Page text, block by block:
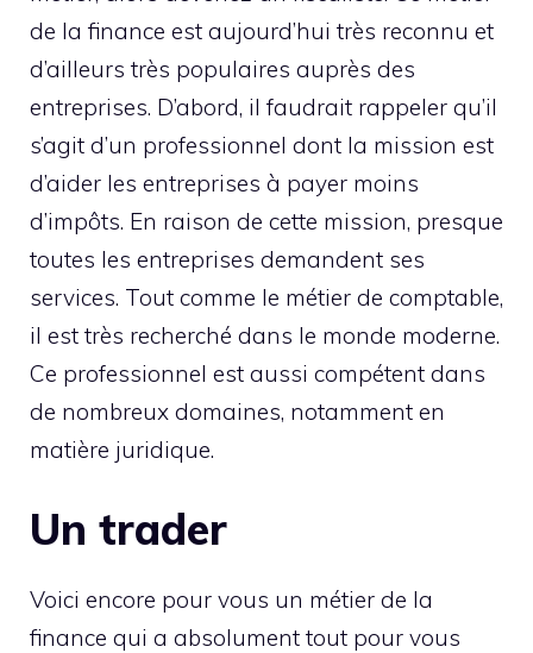
de la finance est aujourd’hui très reconnu et
d’ailleurs très populaires auprès des
entreprises. D’abord, il faudrait rappeler qu’il
s’agit d’un professionnel dont la mission est
d’aider les entreprises à payer moins
d’impôts. En raison de cette mission, presque
toutes les entreprises demandent ses
services. Tout comme le métier de comptable,
il est très recherché dans le monde moderne.
Ce professionnel est aussi compétent dans
de nombreux domaines, notamment en
matière juridique.
Un trader
Voici encore pour vous un métier de la
finance qui a absolument tout pour vous